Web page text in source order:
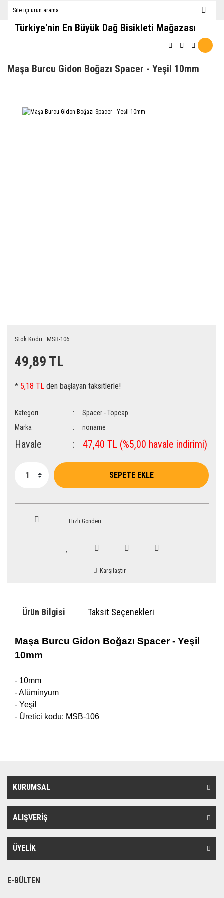
Türkiye'nin En Büyük Dağ Bisikleti Mağazası
Maşa Burcu Gidon Boğazı Spacer - Yeşil 10mm
Stok Kodu : MSB-106
49,89 TL
* 5,18 TL den başlayan taksitlerle!
Kategori
Spacer - Topcap
Marka
noname
Havale 47,40 TL (%5,00 havale indirimi)
SEPETE EKLE
Hızlı Gönderi
Karşılaştır
Ürün Bilgisi Taksit Seçenekleri
Maşa Burcu Gidon Boğazı Spacer - Yeşil
10mm
- 10mm
- Alüminyum
- Yeşil
- Üretici kodu: MSB-106
KURUMSAL
ALIŞVERİŞ
ÜYELİK
E-BÜLTEN